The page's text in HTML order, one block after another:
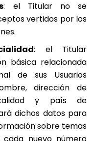
: el Titular no se
vertidos por los
: el Titular
básica relacionada
de sus Usuarios
dirección de
y país de
dichos datos para
sobre temas